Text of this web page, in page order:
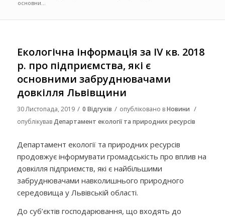
основни...
Екологічна інформація за ІV кв. 2018
р. про підприємства, які є
основними забруднювачами
довкілля Львівщини
30 Листопада, 2019 / 0 Відгуків / опубліковано вНовини /
опублікувавДепартамент екології та природних ресурсів
Департамент екології та природних ресурсів
продовжує інформувати громадськість про вплив на
довкілля підприємств, які є найбільшими
забруднювачами навколишнього природного
середовища у Львівській області.
До суб’єктів господарювання, що входять до